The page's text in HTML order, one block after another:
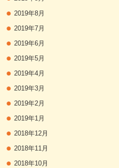
2019年8月
2019年7月
2019年6月
2019年5月
2019年4月
2019年3月
2019年2月
2019年1月
2018年12月
2018年11月
2018年10月